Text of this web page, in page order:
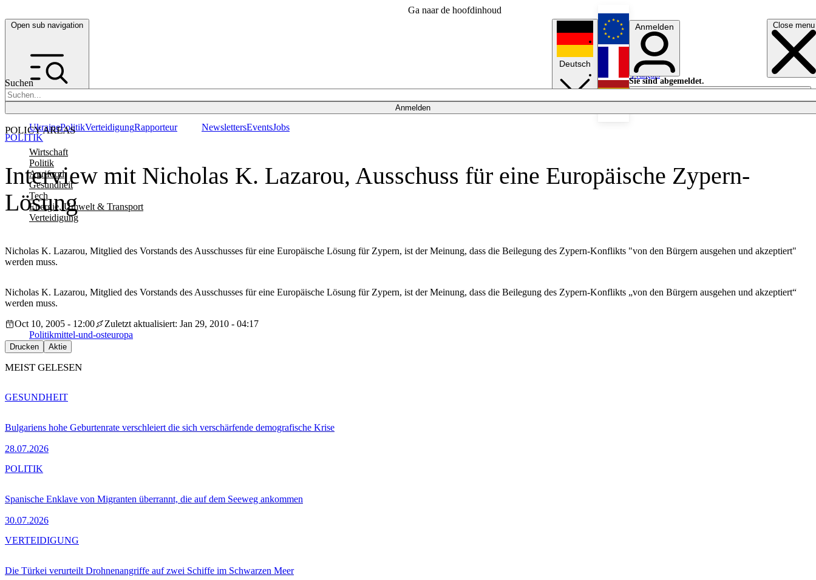
Ga naar de hoofdinhoud
Open sub navigation Close menu
Suchen
Anmelden
POLICY AREAS
Wirtschaft
Politik
Agrifood
Gesundheit
Tech
Energie, Umwelt & Transport
Verteidigung
UkrainePolitikVerteidigungRapporteur NewslettersEventsJobs
Deutsch
English
Français
Anmelden
Sie sind abgemeldet.
Anmelden
Licht aus
Interview mit Nicholas K. Lazarou, Ausschuss für eine Europäische Zypern-
Lösung
Nicholas K. Lazarou, Mitglied des Vorstands des Ausschusses für eine Europäische Lösung für Zypern, ist der Meinung, dass die Beilegung des Zypern-Konflikts "von den Bürgern ausgehen und akzeptiert"
werden muss.
POLITIK
Nicholas K. Lazarou, Mitglied des Vorstands des Ausschusses für eine Europäische Lösung für Zypern, ist der Meinung, dass die Beilegung des Zypern-Konflikts „von den Bürgern ausgehen und akzeptiert“
werden muss.
Oct 10, 2005 - 12:00
Zuletzt aktualisiert: Jan 29, 2010 - 04:17
Politikmittel-und-osteuropa
Drucken Aktie
MEIST GELESEN
Bulgariens hohe Geburtenrate verschleiert die sich verschärfende demografische Krise
28.07.2026
GESUNDHEIT
Spanische Enklave von Migranten überrannt, die auf dem Seeweg ankommen
30.07.2026
POLITIK
Die Türkei verurteilt Drohnenangriffe auf zwei Schiffe im Schwarzen Meer
VERTEIDIGUNG